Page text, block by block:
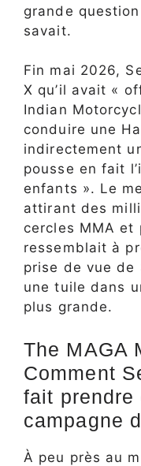
grande
savait.
Fin mai 2026,
X qu’il avait «
Indian
conduire une
indirectement
pousse en fait
enfants ». Le
attirant des
cercles MMA et
ressemblait à
prise de vue de
une tuile dans
plus grande.
The MAGA
Comment
fait prendre
campagne
À peu près au